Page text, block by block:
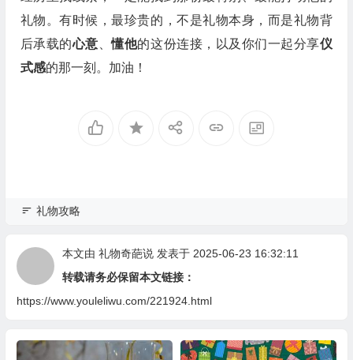
礼物。有时候，最珍贵的，不是礼物本身，而是礼物背
后承载的心意 、懂他的这份连接，以及你们一起分享仪
式感的那一刻。加油！
礼物攻略
本文由 礼物奇葩说发表于 2025-06-23 16:32:11
转载请务必保留本文链接：
https://www.youleliwu.com/221924.html